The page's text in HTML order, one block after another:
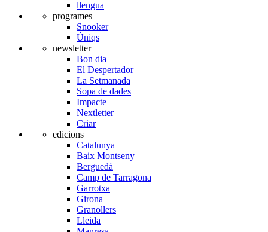
llengua
programes
Snooker
Úniqs
newsletter
Bon dia
El Despertador
La Setmanada
Sopa de dades
Impacte
Nextletter
Criar
edicions
Catalunya
Baix Montseny
Berguedà
Camp de Tarragona
Garrotxa
Girona
Granollers
Lleida